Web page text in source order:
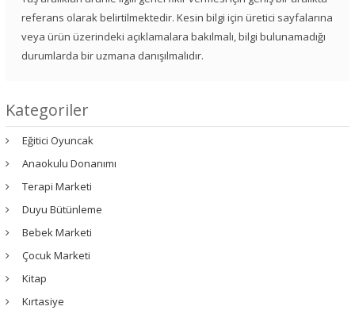
referans olarak belirtilmektedir. Kesin bilgi için üretici sayfalarına
veya ürün üzerindeki açıklamalara bakılmalı, bilgi bulunamadığı
durumlarda bir uzmana danışılmalıdır.
Kategoriler
Eğitici Oyuncak
Anaokulu Donanımı
Terapi Marketi
Duyu Bütünleme
Bebek Marketi
Çocuk Marketi
Kitap
Kırtasiye